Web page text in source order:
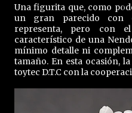
Una figurita que, como
un gran parecido con
representa, pero con
característico de una
mínimo detalle ni
tamaño. En esta ocasión,
toytec D.T.C con la